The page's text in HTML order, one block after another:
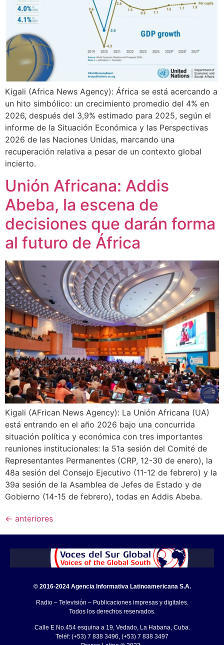
Kigali (Africa News Agency): África se está acercando a
un hito simbólico: un crecimiento promedio del 4% en
2026, después del 3,9% estimado para 2025, según el
informe de la Situación Económica y las Perspectivas
2026 de las Naciones Unidas, marcando una
recuperación relativa a pesar de un contexto global
incierto.
Unión Africana: Addis
Abeba, la escena de
decisiones que darán forma
al futuro de África
Kigali (AFrican News Agency): La Unión Africana (UA)
está entrando en el año 2026 bajo una concurrida
situación política y económica con tres importantes
reuniones institucionales: la 51a sesión del Comité de
Representantes Permanentes (CRP, 12-30 de enero), la
48a sesión del Consejo Ejecutivo (11-12 de febrero) y la
39a sesión de la Asamblea de Jefes de Estado y de
Gobierno (14-15 de febrero), todas en Addis Abeba.
← anteriores
© 2016-2024 Agencia Informativa Latinoamericana S.A.
Radio – Televisión – Publicaciones impresas y digitales.
Todos los derechos reservados.
Calle E No.454 esquina a 19, Vedado, La Habana, Cuba.
Teléf: (+53) 7 838 3496, (+53) 7 838 3497